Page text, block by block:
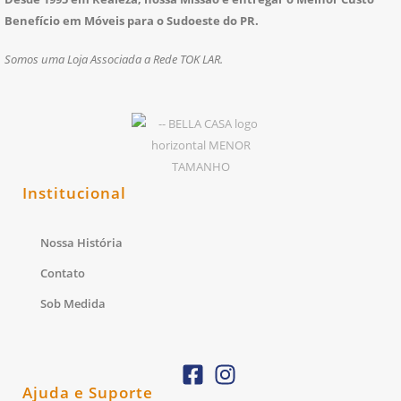
Benefício em Móveis para o Sudoeste do PR.
Somos uma Loja Associada a Rede TOK LAR.
Institucional
Nossa História
Contato
Sob Medida
Ajuda e Suporte